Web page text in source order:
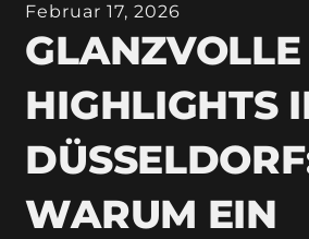
Februar 17, 2026
GLANZVOLLE
HIGHLIGHTS
WARUM EIN